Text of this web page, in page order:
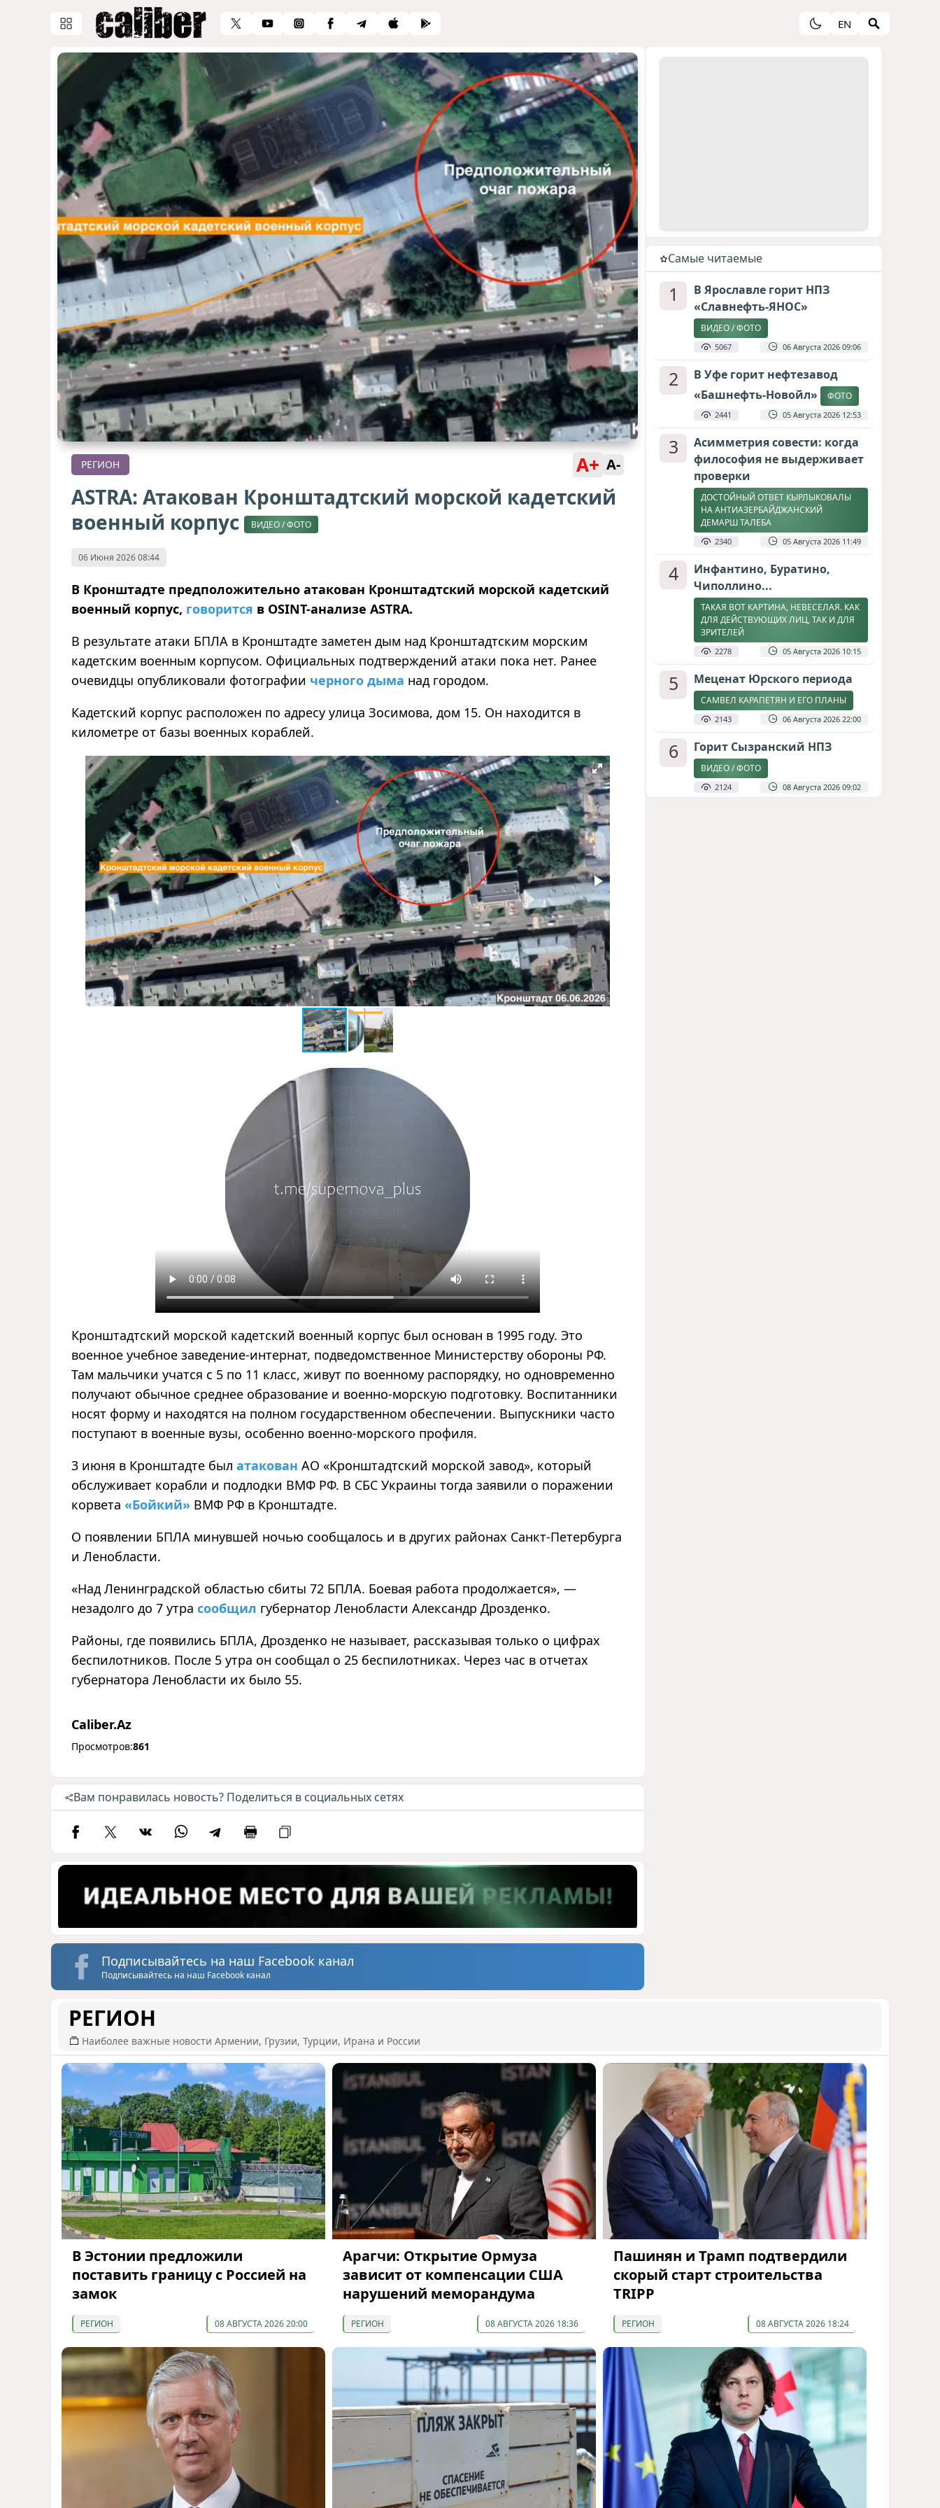
EN
РЕГИОН A+ A-
ASTRA: Атакован Кронштадтский морской кадетский
военный корпус
ВИДЕО / ФОТО
06 Июня 2026 08:44
В Кронштадте предположительно атакован Кронштадтский морской кадетский
военный корпус, говорится в OSINT-анализе ASTRA.
В результате атаки БПЛА в Кронштадте заметен дым над Кронштадтским морским
кадетским военным корпусом. Официальных подтверждений атаки пока нет. Ранее
очевидцы опубликовали фотографии черного дыма над городом.
Кадетский корпус расположен по адресу улица Зосимова, дом 15. Он находится в
километре от базы военных кораблей.
Кронштадтский морской кадетский военный корпус был основан в 1995 году. Это
военное учебное заведение-интернат, подведомственное Министерству обороны РФ.
Там мальчики учатся с 5 по 11 класс, живут по военному распорядку, но одновременно
получают обычное среднее образование и военно-морскую подготовку. Воспитанники
носят форму и находятся на полном государственном обеспечении. Выпускники часто
поступают в военные вузы, особенно военно-морского профиля.
3 июня в Кронштадте был атакован АО «Кронштадтский морской завод», который
обслуживает корабли и подлодки ВМФ РФ. В СБС Украины тогда заявили о поражении
корвета «Бойкий» ВМФ РФ в Кронштадте.
О появлении БПЛА минувшей ночью сообщалось и в других районах Санкт-Петербурга
и Ленобласти.
«Над Ленинградской областью сбиты 72 БПЛА. Боевая работа продолжается», —
незадолго до 7 утра сообщил губернатор Ленобласти Александр Дрозденко.
Районы, где появились БПЛА, Дрозденко не называет, рассказывая только о цифрах
беспилотников. После 5 утра он сообщал о 25 беспилотниках. Через час в отчетах
губернатора Ленобласти их было 55.
Caliber.Az
Просмотров:861
Вам понравилась новость? Поделиться в социальных сетях
Подписывайтесь на наш Facebook канал
Подписывайтесь на наш Facebook канал
Cамые читаемые
1
В Ярославле горит НПЗ
«Славнефть-ЯНОС»
ВИДЕО / ФОТО
5067 06 Августа 2026 09:06
2
В Уфе горит нефтезавод
«Башнефть-Новойл»
ФОТО
2441 05 Августа 2026 12:53
3
Асимметрия совести: когда
философия не выдерживает
проверки
ДОСТОЙНЫЙ ОТВЕТ КЫРЛЫКОВАЛЫ
НА АНТИАЗЕРБАЙДЖАНСКИЙ
ДЕМАРШ ТАЛЕБА
2340 05 Августа 2026 11:49
4
Инфантино, Буратино,
Чиполлино...
ТАКАЯ ВОТ КАРТИНА, НЕВЕСЕЛАЯ. КАК
ДЛЯ ДЕЙСТВУЮЩИХ ЛИЦ, ТАК И ДЛЯ
ЗРИТЕЛЕЙ
2278 05 Августа 2026 10:15
5 Меценат Юрского периода
САМВЕЛ КАРАПЕТЯН И ЕГО ПЛАНЫ
2143 06 Августа 2026 22:00
6 Горит Сызранский НПЗ
ВИДЕО / ФОТО
2124 08 Августа 2026 09:02
РЕГИОН
Наиболее важные новости Армении, Грузии, Турции, Ирана и России
В Эстонии предложили
поставить границу с Россией на
замок
РЕГИОН 08 АВГУСТА 2026 20:00
Арагчи: Открытие Ормуза
зависит от компенсации США
нарушений меморандума
РЕГИОН 08 АВГУСТА 2026 18:36
Пашинян и Трамп подтвердили
скорый старт строительства
TRIPP
РЕГИОН 08 АВГУСТА 2026 18:24